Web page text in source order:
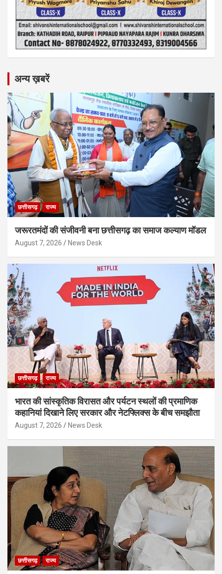
अन्य ख़बरें
छत्तीसगढ़ राज्य
जरूरतमंदों की संजीवनी बना छत्तीसगढ़ का समाज कल्याण मॉडल
August 7, 2026 News Desk
छत्तीसगढ़ राज्य
भारत की सांस्कृतिक विरासत और पर्यटन स्थलों की प्रमाणिक
कहानियां दिखाने लिए सरकार और नेटफ्लिक्स के बीच समझौता
August 7, 2026 News Desk
छत्तीसगढ़ राज्य